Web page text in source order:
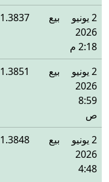
2 يونيو
2026
2:18 م
بيع 1.3837
2 يونيو
2026
8:59
ص
بيع 1.3851
2 يونيو
2026
4:48
بيع 1.3848